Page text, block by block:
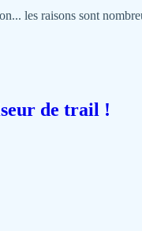
les raisons sont
de trail !